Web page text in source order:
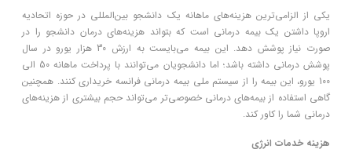
یکی از الزامی‌ترین هزینه‌های ماهانه یک دانشجو بین‌المللی در حوزه اتحادیه
اروپا داشتن یک بیمه درمانی است که بتواند هزینه‌های درمان دانشجو را در
صورت نیاز پوشش دهد. این بیمه می‌بایست به ارزش 30 هزار یورو در سال
پوشش درمانی داشته باشد؛ اما دانشجویان می‌توانند با پرداخت ماهانه 50 الی
100 یورو، این بیمه را از سیستم ملی بیمه درمانی فرانسه خریداری کنند. همچنین
گاهی استفاده از بیمه‌های درمانی خصوصی‌تر می‌تواند حجم بیشتری از هزینه‌های
درمانی شما را کاور کند.
هزینه خدمات انرژی